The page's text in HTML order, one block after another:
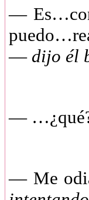
—
— dijo él
—
— Me